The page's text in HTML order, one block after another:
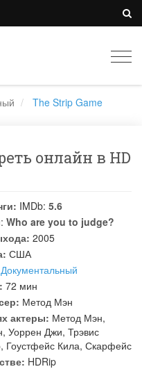
The Strip Game
онлайн в HD
IMDb: 5.6
Who are you to judge?
2005
США
Документальный
72 мин
Метод Мэн
актеры: Метод Мэн,
, Уоррен Джи, Трэвис
, Гоустфейс Кила, Скарфейс
HDRip